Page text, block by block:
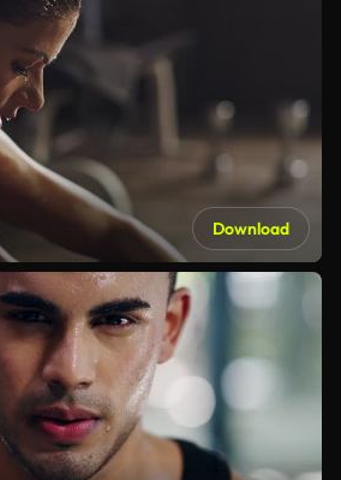
Download